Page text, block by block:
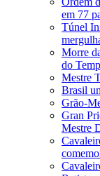
em 77
Túnel
Morre
do
Mestre
Brasil
Grão-
Gran
Mestre